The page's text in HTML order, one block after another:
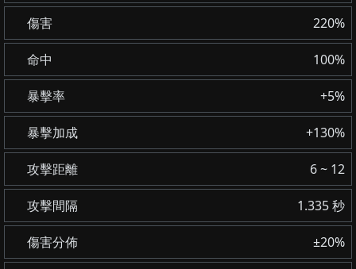
傷害 220%
命中 100%
暴擊率 +5%
暴擊加成 +130%
攻擊距離 6 ~ 12
攻擊間隔 1.335 秒
傷害分佈 ±20%